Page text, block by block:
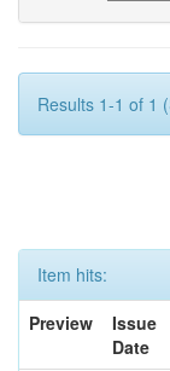
Results 1-1 of 1
Item hits:
Preview
Issue
Date